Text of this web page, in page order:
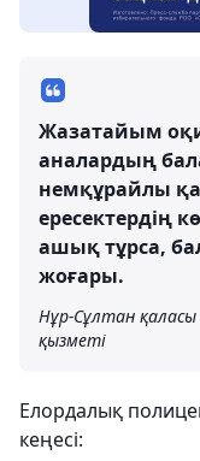
Жазатайым
аналардың
немқұрайлы
ересектердің
ашық тұрса,
жоғары.
Нұр-Сұлтан қаласы
қызметі
Елордалық
кеңесі: